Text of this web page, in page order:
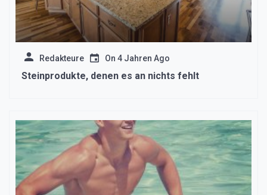
Redakteure On 4 Jahren Ago
Steinprodukte, denen es an nichts fehlt